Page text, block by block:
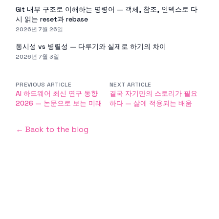
Git 내부 구조로 이해하는 명령어 — 객체, 참조, 인덱스로 다
시 읽는 reset과 rebase
2026년 7월 26일
동시성 vs 병렬성 — 다루기와 실제로 하기의 차이
2026년 7월 3일
PREVIOUS ARTICLE
AI 하드웨어 최신 연구 동향
2026 — 논문으로 보는 미래
NEXT ARTICLE
결국 자기만의 스토리가 필요
하다 — 삶에 적용되는 배움
← Back to the blog